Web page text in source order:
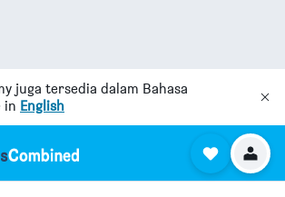
juga tersedia dalam Bahasa
in English